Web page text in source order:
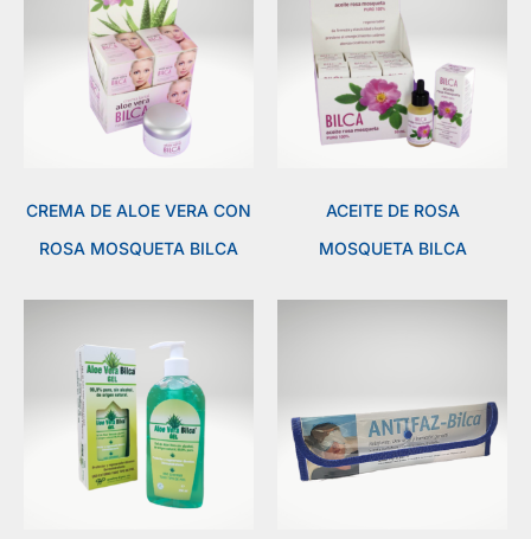
CREMA DE ALOE VERA CON
ROSA MOSQUETA BILCA
ACEITE DE ROSA
MOSQUETA BILCA